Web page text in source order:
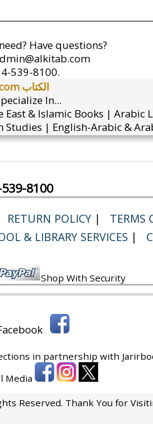
Have questions?
539-8100.
alkitab.com الكتاب
In...
& Islamic Books | Arabic
| English-Arabic &
8100
RETURN POLICY |
TERMS
& LIBRARY SERVICES |
Shop With Security
in partnership with
Media
Reserved. Thank You for